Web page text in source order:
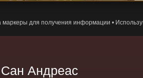
маркеры для получения информации •
Андреас